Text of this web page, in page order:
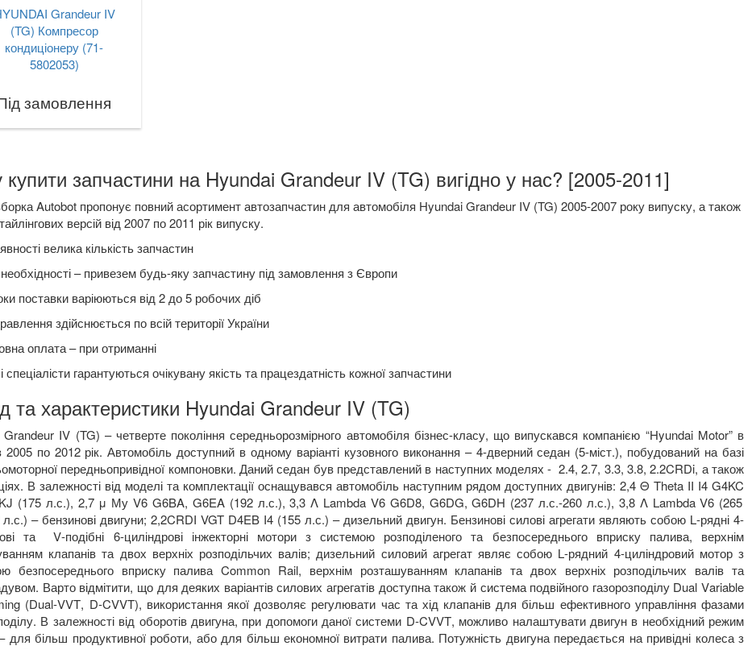
Grandeur IV
(TG) Компресор
кондиціонеру (71-
5802053)
замовлення
запчастини на Hyundai Grandeur IV (TG) вигідно у нас? [2005-2011]
Autobot пропонує повний асортимент автозапчастин для автомобіля Hyundai Grandeur IV (TG) 2005-2007 року випуску, а також
версій від 2007 по 2011 рік випуску.
велика кількість запчастин
– привезем будь-яку запчастину під замовлення з Європи
поставки варіюються від 2 до 5 робочих діб
здійснюється по всій території України
оплата – при отриманні
спеціалісти гарантуються очікувану якість та працездатність кожної запчастини
та характеристики Hyundai Grandeur IV (TG)
Grandeur IV (TG) – четверте покоління середньорозмірного автомобіля бізнес-класу, що випускався компанією “Hyundai Motor”в
2005 по 2012 рік. Автомобіль доступний в одному варіанті кузовного виконання – 4-дверний седан (5-міст.), побудований на базі
передньопривідної компоновки. Даний седан був представлений в наступних моделях - 2.4, 2.7, 3.3, 3.8, 2.2CRDi, а також
В залежності від моделі та комплектації оснащувався автомобіль наступним рядом доступних двигунів: 2,4 Θ Theta II I4 G4KC
KJ (175 л.с.), 2,7 μ МуV6 G6BA, G6EA(192 л.с.), 3,3Λ Lambda V6 G6D8, G6DG,G6DH (237 л.с.-260 л.с.), 3,8 Λ Lambda V6 (265
– бензинові двигуни; 2,2CRDI VGT D4EB I4 (155 л.с.) – дизельний двигун. Бензинові силові агрегати являють собою L-рядні 4-
таV-подібні 6-циліндрові інжекторні мотори з системою розподіленого та безпосереднього вприску палива, верхнім
клапанів та двох верхніх розподільчих валів; дизельний силовий агрегат являє собою L-рядний 4-циліндровий мотор з
безпосереднього вприску паливаCommon Rail, верхнім розташуванням клапанів та двох верхніх розподільчих валів та
Варто відмітити, що для деяких варіантів силових агрегатів доступна також й система подвійного газорозподілу Dual Variable
(Dual-VVT, D-CVVT), використання якої дозволяє регулювати час та хід клапанів для більш ефективного управління фазами
В залежності від оборотів двигуна, при допомоги даної системи D-CVVT, можливо налаштувати двигун в необхідний режим
для більш продуктивної роботи, або для більш економної витрати палива. Потужність двигуна передається на привідні колеса з